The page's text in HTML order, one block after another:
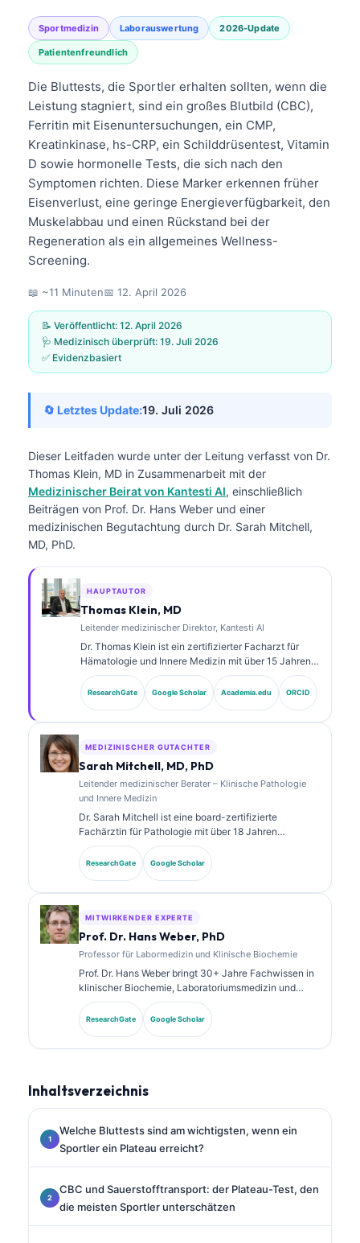
Sportmedizin Laborauswertung 2026-Update
Patientenfreundlich
Die Bluttests, die Sportler erhalten sollten, wenn die
Leistung stagniert, sind ein großes Blutbild (CBC),
Ferritin mit Eisenuntersuchungen, ein CMP,
Kreatinkinase, hs-CRP, ein Schilddrüsentest, Vitamin
D sowie hormonelle Tests, die sich nach den
Symptomen richten. Diese Marker erkennen früher
Eisenverlust, eine geringe Energieverfügbarkeit, den
Muskelabbau und einen Rückstand bei der
Regeneration als ein allgemeines Wellness-
Screening.
📖 ~11 Minuten📅 12. April 2026
📝 Veröffentlicht: 12. April 2026
🩺 Medizinisch überprüft: 19. Juli 2026
✅ Evidenzbasiert
🔄 Letztes Update:19. Juli 2026
Dieser Leitfaden wurde unter der Leitung verfasst von Dr.
Thomas Klein, MD in Zusammenarbeit mit der
Medizinischer Beirat von Kantesti AI, einschließlich
Beiträgen von Prof. Dr. Hans Weber und einer
medizinischen Begutachtung durch Dr. Sarah Mitchell,
MD, PhD.
HAUPTAUTOR
Thomas Klein, MD
Leitender medizinischer Direktor, Kantesti AI
Dr. Thomas Klein ist ein zertifizierter Facharzt für
Hämatologie und Innere Medizin mit über 15 Jahren
Erfahrung in der Labormedizin und in der KI-
gestützten klinischen Analyse. Als Chief Medical
Officer bei Kantesti AI übernimmt er die klinische
umfangreich zu der Interpretation von Biomarkern
und zu Labor- diagnostik in Themen der
ResearchGate Google Scholar Academia.edu ORCID
MEDIZINISCHER GUTACHTER
Sarah Mitchell, MD, PhD
Leitender medizinischer Berater – Klinische Pathologie
und Innere Medizin
Dr. Sarah Mitchell ist eine board-zertifizierte
Fachärztin für Pathologie mit über 18 Jahren
Erfahrung in der Laboratoriumsmedizin und in der
diagnostischen Analyse. Sie verfügt über
Spezialzertifizierungen in klinischer Chemie und hat
ResearchGate Google Scholar
MITWIRKENDER EXPERTE
Prof. Dr. Hans Weber, PhD
Professor für Labormedizin und Klinische Biochemie
Prof. Dr. Hans Weber bringt 30+ Jahre Fachwissen in
klinischer Biochemie, Laboratoriumsmedizin und
Biomarkerforschung mit. Als ehemaliger Präsident der
Deutschen Gesellschaft für Klinische Chemie ist er
auf die Analyse diagnostischer Panels, die
ResearchGate Google Scholar
Inhaltsverzeichnis
Welche Bluttests sind am wichtigsten, wenn ein
Sportler ein Plateau erreicht?
CBC und Sauerstofftransport: der Plateau-Test, den
die meisten Sportler unterschätzen